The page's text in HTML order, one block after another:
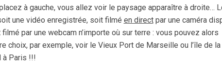
à gauche, vous allez voir le paysage apparaître à droite…
une vidéo enregistrée, soit filmé en directpar une caméra
par une webcam n’importe où sur terre : vous pouvez alors
choix, par exemple, voir le Vieux Port de Marseille ou l’île de la
à Paris !!!